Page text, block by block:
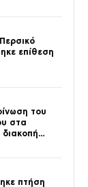
εποχών να
επίθεση
του
στα
πτήση